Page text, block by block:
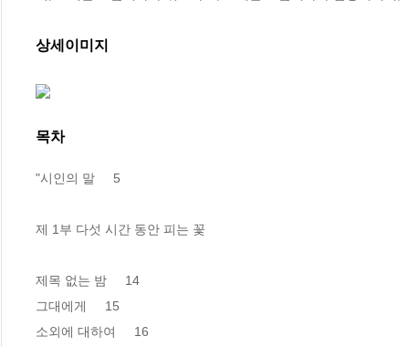
상세이미지
목차
"시인의 말     5
제 1부 다섯 시간 동안 피는 꽃
제목 없는 밤     14
그대에게     15
소외에 대하여     16